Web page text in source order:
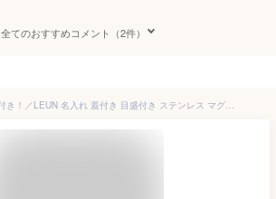
全てのおすすめコメント（2件）
＼便利な目盛り付き！／LEUN 名入れ 蓋付き 目盛付き ステンレス マグカップ ギフト プレゼント タンブラー ステンレスマグ 400ml | 保冷 保温 フタ付 名前入り メッセージ 割れない 記念 おしゃれ かわいい 大人可愛い 大きい マグ 会社 受験 還暦祝い 誕生日 2026 母の日